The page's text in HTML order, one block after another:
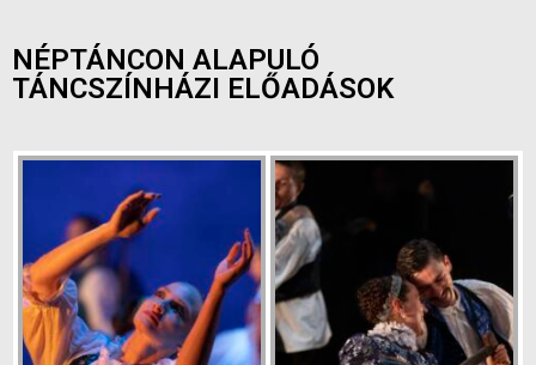
NÉPTÁNCON ALAPULÓ
TÁNCSZÍNHÁZI ELŐADÁSOK